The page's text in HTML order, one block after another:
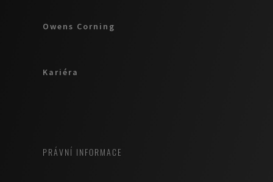
Owens Corning
Kariéra
PRÁVNÍ INFORMACE